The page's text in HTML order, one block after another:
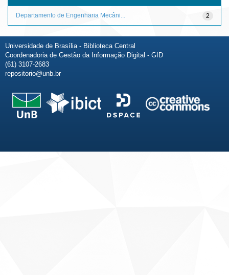
2
Departamento de Engenharia Mecâni...
Universidade de Brasília - Biblioteca Central
Coordenadoria de Gestão da Informação Digital - GID
(61) 3107-2683
repositorio@unb.br